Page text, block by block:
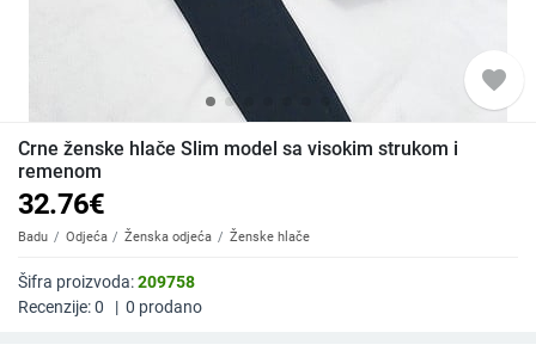
favorite
Crne ženske hlače Slim model sa visokim strukom i
remenom
32.76€
Badu Odjeća Ženska odjeća Ženske hlače
Šifra proizvoda:209758
Recenzije:0 | 0 prodano